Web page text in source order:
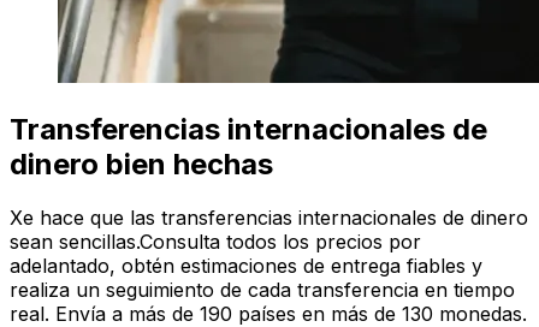
Transferencias internacionales de
dinero bien hechas
Xe hace que las transferencias internacionales de dinero
sean sencillas.Consulta todos los precios por
adelantado, obtén estimaciones de entrega fiables y
realiza un seguimiento de cada transferencia en tiempo
real. Envía a más de 190 países en más de 130 monedas.